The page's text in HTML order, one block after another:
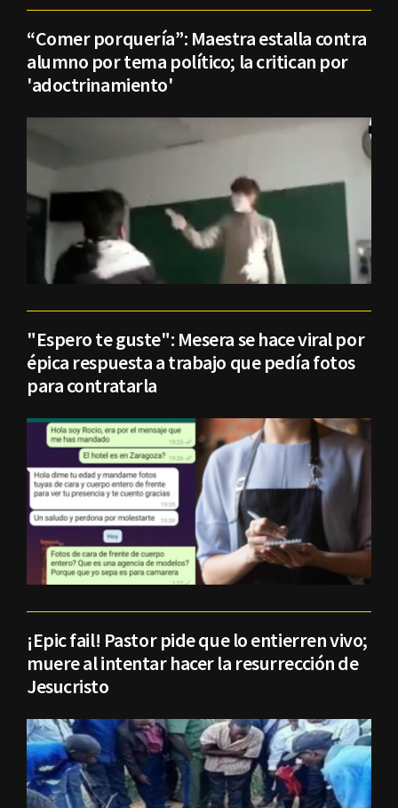
“Comer porquería”: Maestra estalla contra
alumno por tema político; la critican por
'adoctrinamiento'
"Espero te guste": Mesera se hace viral por
épica respuesta a trabajo que pedía fotos
para contratarla
¡Epic fail! Pastor pide que lo entierren vivo;
muere al intentar hacer la resurrección de
Jesucristo